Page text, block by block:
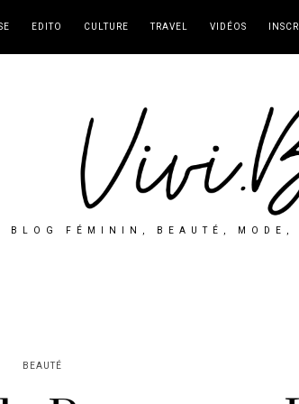
EDITO CULTURE TRAVEL VIDÉOS
BLOG FÉMININ, BEAUTÉ, MODE,
BEAUTÉ